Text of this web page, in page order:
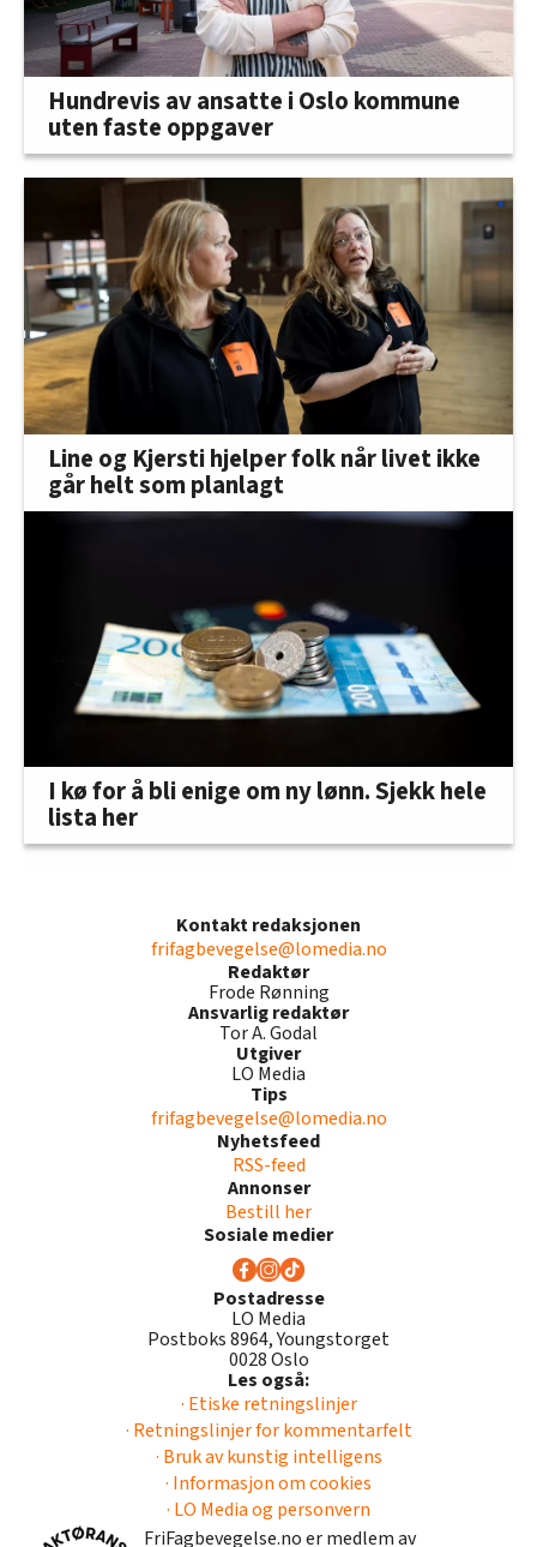
Hundrevis av ansatte i Oslo kommune
uten faste oppgaver
Line og Kjersti hjelper folk når livet ikke
går helt som planlagt
I kø for å bli enige om ny lønn. Sjekk hele
lista her
Kontakt redaksjonen
frifagbevegelse@lomedia.no
Redaktør
Frode Rønning
Ansvarlig redaktør
Tor A. Godal
Utgiver
LO Media
Tips
frifagbevegelse@lomedia.no
Nyhetsfeed
RSS-feed
Annonser
Bestill her
Sosiale medier
Postadresse
LO Media
Postboks 8964, Youngstorget
0028 Oslo
Les også:
· Etiske retningslinjer
· Retningslinjer for kommentarfelt
· Bruk av kunstig intelligens
· Informasjon om cookies
· LO Media og personvern
FriFagbevegelse.no er medlem av